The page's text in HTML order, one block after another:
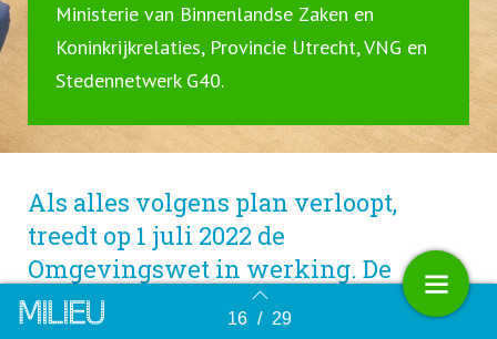
Terug naar overzicht 16 / 29
Ministerie van Binnenlandse Zaken en
Koninkrijkrelaties, Provincie Utrecht, VNG en
Stedennetwerk G40.
Als alles volgens plan verloopt,
treedt op 1 juli 2022 de
Omgevingswet in werking. De
tiende editie van de Dag van de